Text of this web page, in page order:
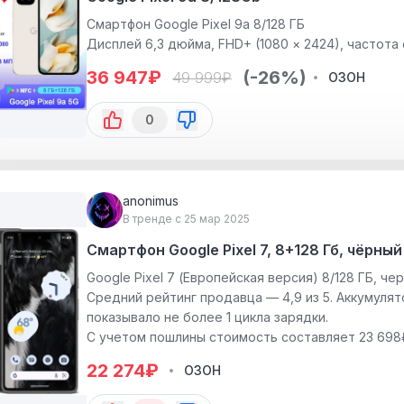
Смартфон Google Pixel 9a 8/128 ГБ
Дисплей 6,3 дюйма, FHD+ (1080 × 2424), частота
ера: 13 МП.
Аккумулятор емкостью 5100 мАч
зарядку (адаптер продается отдельно,
Процессор: восьмиядерный Google Tensor G4,
Коммуникации и датчики: NFC, Bluetooth 5.3, Wi-
зонный GNSS (GPS, ГЛОНАСС, Galileo), датчики
магнитометр, барометр.
Дополнительно: IP68 (пыле- и влагозащита),
ку пальца и лицу.
36 947₽ 49 999₽ (-26%) ОЗОН
0
anonimus
В тренде с 25 мар 2025
Смартфон Google Pixel 7, 8+128 Гб, чёрный
Google Pixel 7 (Европейская версия) 8/128 ГБ,
Средний рейтинг продавца — 4,9 из 5.
показывало не более 1 цикла зарядки.
С учетом пошлины стоимость составляет 23
22 274₽ ОЗОН